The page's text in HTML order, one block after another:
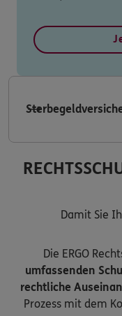
Damit Sie
Die ERGO
umfassenden
rechtliche
Prozess mit dem